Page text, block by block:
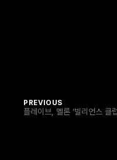
PREVIOUS
플레이브, 멜론 ‘빌리언스